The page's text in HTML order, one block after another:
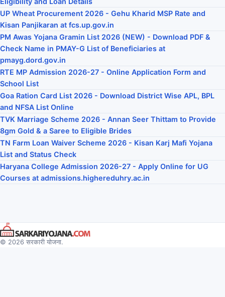
UP Wheat Procurement 2026 - Gehu Kharid MSP Rate and
Kisan Panjikaran at fcs.up.gov.in
PM Awas Yojana Gramin List 2026 (NEW) - Download PDF &
Check Name in PMAY-G List of Beneficiaries at
pmayg.dord.gov.in
RTE MP Admission 2026-27 - Online Application Form and
School List
Goa Ration Card List 2026 - Download District Wise APL, BPL
and NFSA List Online
TVK Marriage Scheme 2026 - Annan Seer Thittam to Provide
8gm Gold & a Saree to Eligible Brides
TN Farm Loan Waiver Scheme 2026 - Kisan Karj Mafi Yojana
List and Status Check
Haryana College Admission 2026-27 - Apply Online for UG
Courses at admissions.highereduhry.ac.in
© 2026 सरकारी योजना.